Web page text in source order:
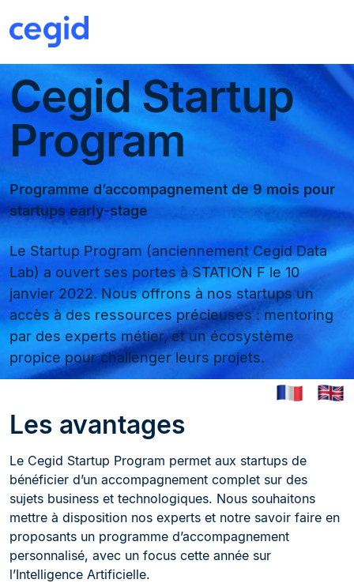
Cegid Startup
Program
Programme d’accompagnement de 9 mois pour
startups early-stage
Le Startup Program (anciennement Cegid Data
Lab) a ouvert ses portes à STATION F le 10
janvier 2022. Nous offrons à nos startups un
accès à des ressources précieuses : mentoring
par des experts métier, et un écosystème
propice pour challenger leurs projets.
Les avantages
Le Cegid Startup Program permet aux startups de
bénéficier d’un accompagnement complet sur des
sujets business et technologiques. Nous souhaitons
mettre à disposition nos experts et notre savoir faire en
proposants un programme d’accompagnement
personnalisé, avec un focus cette année sur
l’Intelligence Artificielle.